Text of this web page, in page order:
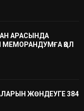
АРАСЫНДА
МЕМОРАНДУМҒА ҚОЛ
ЖӨНДЕУГЕ 384